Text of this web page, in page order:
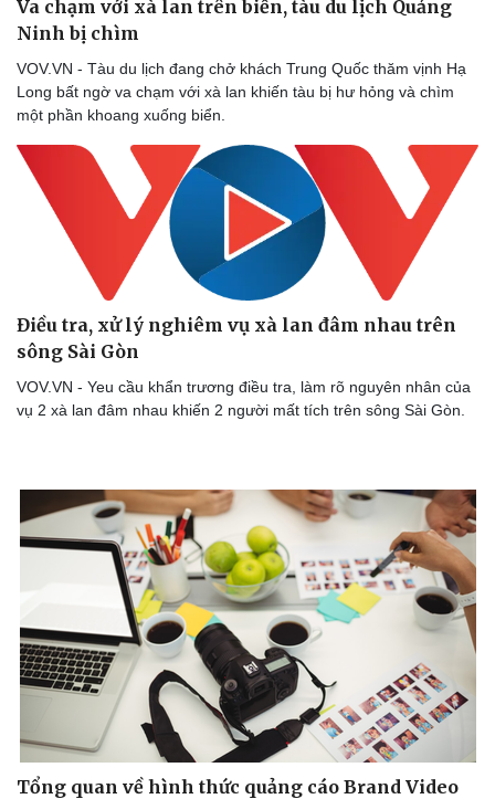
Doanh nghiệp
Doanh nghiệp 24h
Doanh nhân
Vì cộng đồng
Công nghệ
Tin Công nghệ
Trải nghiệm
Chuyển đổi số
Va chạm với xà lan trên biển, tàu du lịch Quảng
Ninh bị chìm
VOV.VN - Tàu du lịch đang chở khách Trung Quốc thăm vịnh Hạ
Long bất ngờ va chạm với xà lan khiến tàu bị hư hỏng và chìm
một phần khoang xuống biển.
Điều tra, xử lý nghiêm vụ xà lan đâm nhau trên
sông Sài Gòn ​
VOV.VN - Yeu cầu khẩn trương điều tra, làm rõ nguyên nhân của
vụ 2 xà lan đâm nhau khiến 2 người mất tích trên sông Sài Gòn.
Tổng quan về hình thức quảng cáo Brand Video